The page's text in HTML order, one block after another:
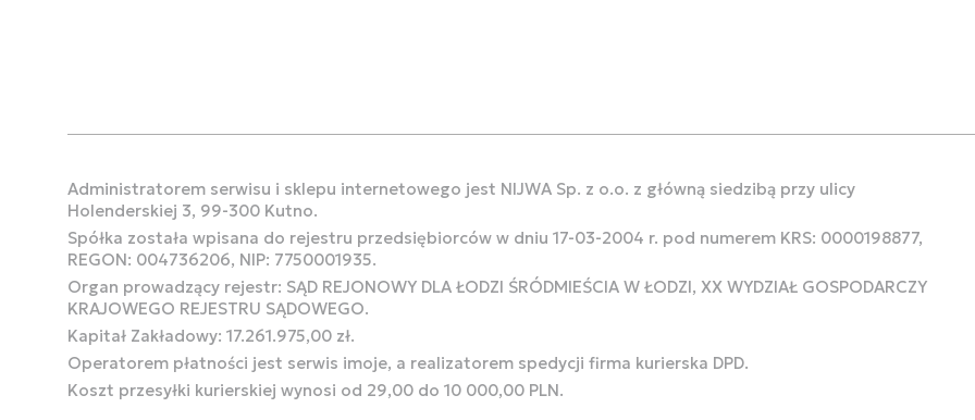
Administratorem serwisu i sklepu internetowego jest NIJWA Sp. z o.o. z główną siedzibą przy ulicy
Holenderskiej 3, 99-300 Kutno.
Spółka została wpisana do rejestru przedsiębiorców w dniu 17-03-2004 r. pod numerem KRS: 0000198877,
REGON: 004736206, NIP: 7750001935.
Organ prowadzący rejestr: SĄD REJONOWY DLA ŁODZI ŚRÓDMIEŚCIA W ŁODZI, XX WYDZIAŁ GOSPODARCZY
KRAJOWEGO REJESTRU SĄDOWEGO.
Kapitał Zakładowy: 17.261.975,00 zł.
Operatorem płatności jest serwis imoje, a realizatorem spedycji firma kurierska DPD.
Koszt przesyłki kurierskiej wynosi od 29,00 do 10 000,00 PLN.